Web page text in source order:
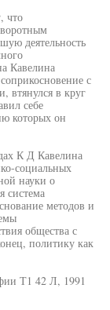
что
деятельность
Кавелина
с
втянулся в круг
себе
которых он
К Д Кавелина
социальных
науки о
система
методов и
общества с
политику как
Т1 42 Л, 1991